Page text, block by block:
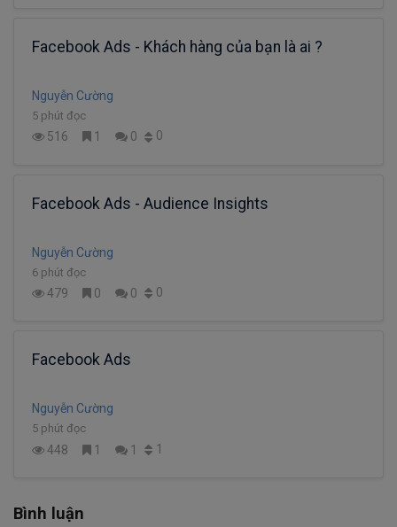
Facebook Ads - Khách hàng của bạn là ai ?
Nguyễn Cường
5 phút đọc
516 1 0 0
Facebook Ads - Audience Insights
Nguyễn Cường
6 phút đọc
479 0 0 0
Facebook Ads
Nguyễn Cường
5 phút đọc
448 1 1 1
Bình luận